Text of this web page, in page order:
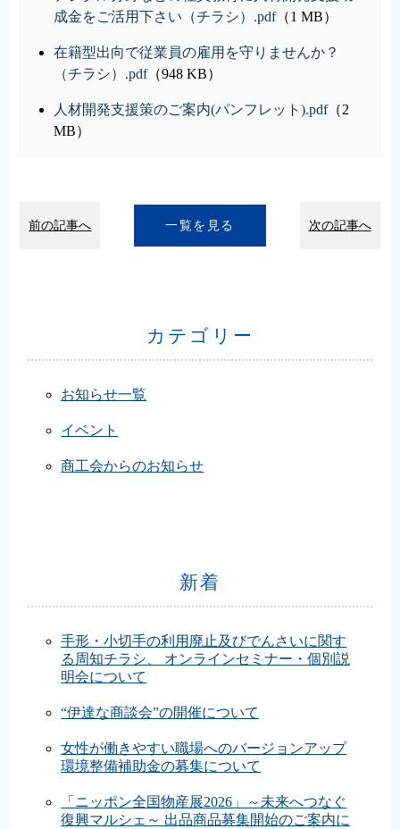
成金をご活用下さい（チラシ）.pdf（1 MB）
在籍型出向で従業員の雇用を守りませんか？
（チラシ）.pdf（948 KB）
人材開発支援策のご案内(パンフレット).pdf（2
MB）
前の記事へ 一覧を見る 次の記事へ
カテゴリー
お知らせ一覧
イベント
商工会からのお知らせ
新着
手形・小切手の利用廃止及びでんさいに関す
る周知チラシ、 オンラインセミナー・個別説
明会について
“伊達な商談会”の開催について
女性が働きやすい職場へのバージョンアップ
環境整備補助金の募集について
「ニッポン全国物産展2026」～未来へつなぐ
復興マルシェ～ 出品商品募集開始のご案内に